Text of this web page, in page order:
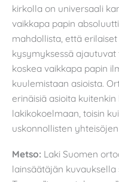
kirkolla on universaali
vaikkapa papin
mahdollista, että
kysymyksessä
koskea vaikkapa papin
kuulemistaan asioista.
erinäisiä asioita
lakikokoelmaan, toisin
uskonnollisten
Metso: Laki Suomen
lainsäätäjän kuvauksella